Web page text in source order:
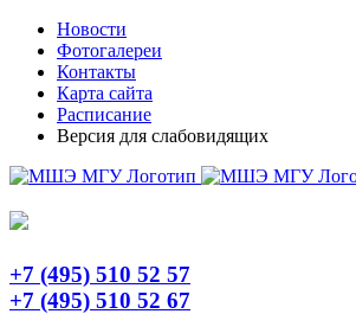
Skip
content
TelegramНовости
Фотогалереи
Контакты
Карта сайта
Расписание
Версия для слабовидящих
+7 (495) 510 52 57
+7 (495) 510 52 67